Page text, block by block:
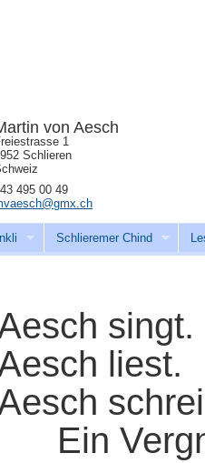
Schlieremer Chind
von Aesch
1
Schlieren
495 00 49
singt.
liest.
Ein